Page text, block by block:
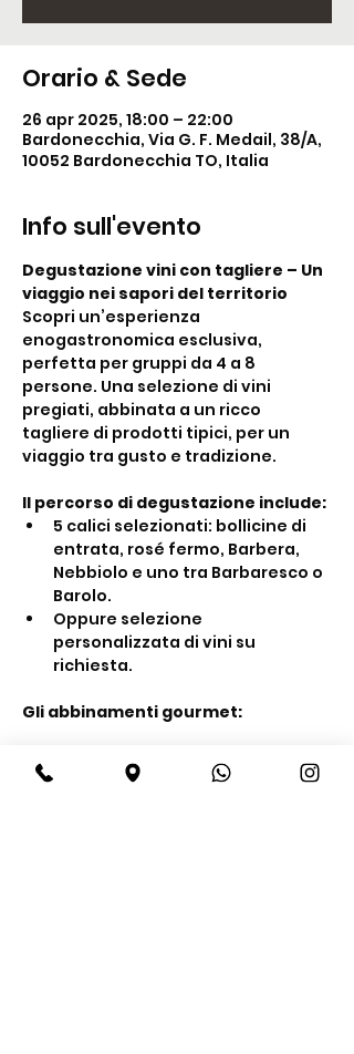
Orario & Sede
26 apr 2025, 18:00 – 22:00
Bardonecchia, Via G. F. Medail, 38/A,
10052 Bardonecchia TO, Italia
Info sull'evento
Degustazione vini con tagliere – Un
viaggio nei sapori del territorio
Scopri un’esperienza
enogastronomica esclusiva,
perfetta per gruppi da 4 a 8
persone. Una selezione di vini
pregiati, abbinata a un ricco
tagliere di prodotti tipici, per un
viaggio tra gusto e tradizione.
Il percorso di degustazione include:
5 calici selezionati: bollicine di
entrata, rosé fermo, Barbera,
Nebbiolo e uno tra Barbaresco o
Barolo.
Oppure selezione
personalizzata di vini su
richiesta.
Gli abbinamenti gourmet:
Mostra di più